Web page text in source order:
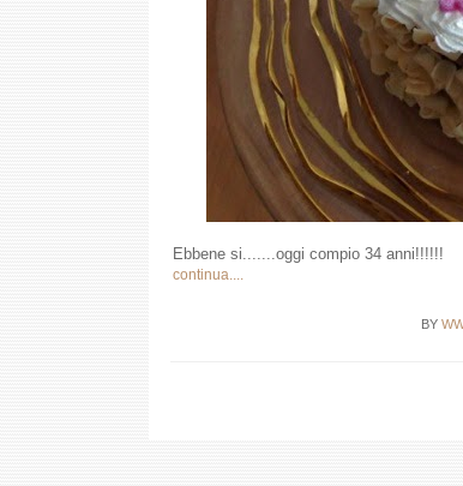
Ebbene si.......oggi compio 34 anni!!!!!!
continua....
BY